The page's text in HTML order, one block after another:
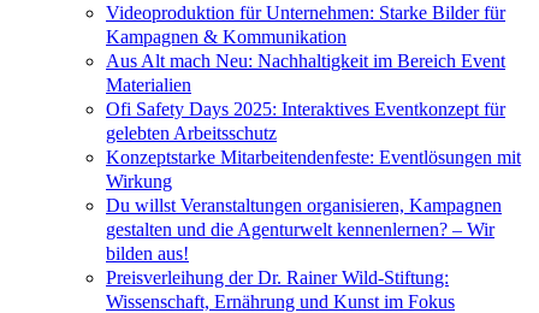
Videoproduktion für Unternehmen: Starke Bilder für
Kampagnen & Kommunikation
Aus Alt mach Neu: Nachhaltigkeit im Bereich Event
Materialien
Ofi Safety Days 2025: Interaktives Eventkonzept für
gelebten Arbeitsschutz
Konzeptstarke Mitarbeitendenfeste: Eventlösungen mit
Wirkung
Du willst Veranstaltungen organisieren, Kampagnen
gestalten und die Agenturwelt kennenlernen? – Wir
bilden aus!
Preisverleihung der Dr. Rainer Wild-Stiftung:
Wissenschaft, Ernährung und Kunst im Fokus